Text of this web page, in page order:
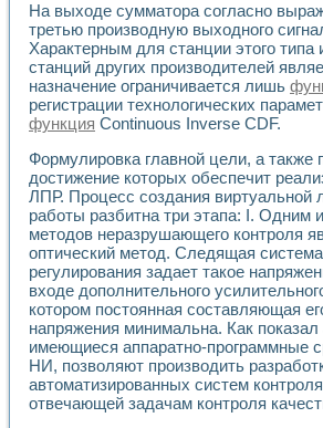
Лабораторный практикум по
Лабораторный практикум по
Лабораторный практикум по
Опыт использования NI
Применение LabVIEW для
Создание виртуальной работы
Устройство для изучения
Лабораторный практикум:
Стенд для исследования
Система статистической
Автоматизация лазерно-
Модельно-измерительный
Использование технологий
Учебный практикум
Учебный стенд для
Оборудование и программное
Виртуальный лабораторный
Управление роботом ТУР-10
На выходе сумматора согласно
третью производную выходного
Характерным для станции этого типа
станций других производителей
назначение ограничивается лишь
регистрации технологических
функция Continuous Inverse CDF.
Формулировка главной цели, а также
достижение которых обеспечит
ЛПР. Процесс создания виртуальной
работы разбитна три этапа: I. Одним
методов неразрушающего контроля
оптический метод. Следящая система
регулирования задает такое
входе дополнительного
котором постоянная составляющая
напряжения минимальна. Как показал
имеющиеся аппаратно-программные
НИ, позволяют производить
автоматизированных систем
отвечающей задачам контроля